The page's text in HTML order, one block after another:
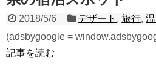
2018/5/6 デザート ,旅行,
(adsbygoogle =
記事を読む